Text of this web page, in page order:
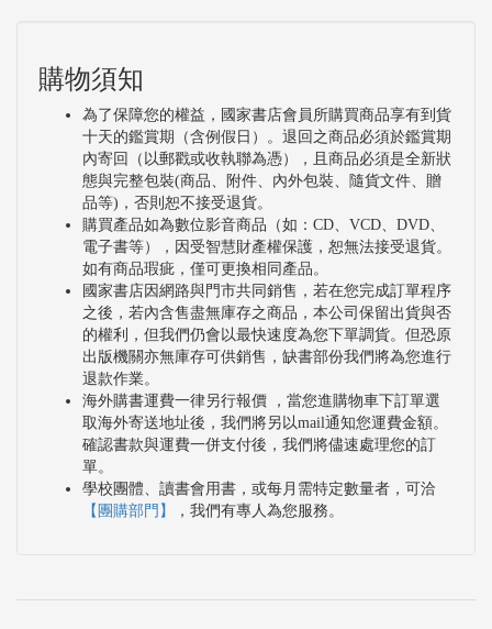
購物須知
為了保障您的權益，國家書店會員所購買商品享有到貨
十天的鑑賞期（含例假日）。退回之商品必須於鑑賞期
內寄回（以郵戳或收執聯為憑），且商品必須是全新狀
態與完整包裝(商品、附件、內外包裝、隨貨文件、贈
品等)，否則恕不接受退貨。
購買產品如為數位影音商品（如：CD、VCD、DVD、
電子書等），因受智慧財產權保護，恕無法接受退貨。
如有商品瑕疵，僅可更換相同產品。
國家書店因網路與門市共同銷售，若在您完成訂單程序
之後，若內含售盡無庫存之商品，本公司保留出貨與否
的權利，但我們仍會以最快速度為您下單調貨。但恐原
出版機關亦無庫存可供銷售，缺書部份我們將為您進行
退款作業。
海外購書運費一律另行報價 ，當您進購物車下訂單選
取海外寄送地址後，我們將另以mail通知您運費金額。
確認書款與運費一併支付後，我們將儘速處理您的訂
單。
學校團體、讀書會用書，或每月需特定數量者，可洽
【團購部門】
，我們有專人為您服務。